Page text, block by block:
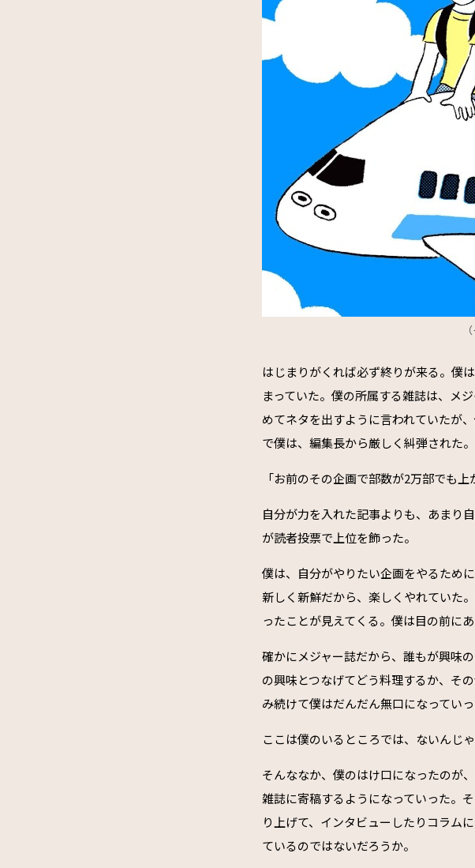
はじまりがくれば必ず終りが来る。僕
まっていた。僕の所属する雑誌は、メ
めてネタを出すように言われていたが
で僕は、編集長から厳しく糾弾された。
「お前のその企画で部数が2万部でも
自分が力を入れた記事よりも、あまり
が読者投票で上位を飾った。
僕は、自分がやりたい企画をやるため
新しく新鮮だから、楽しくやれていた
ったことが見えてくる。僕は目の前に
確かにメジャー誌だから、誰もが興味
の興味とつなげてどう料理するか、そ
み続けて僕はだんだん無口になっていっ
ここは僕のいるところでは、ないんじゃ
そんななか、僕のはけ口になったのが
雑誌に寄稿するようになっていった。
り上げて、インタビューしたりコラム
ているのではないだろうか。